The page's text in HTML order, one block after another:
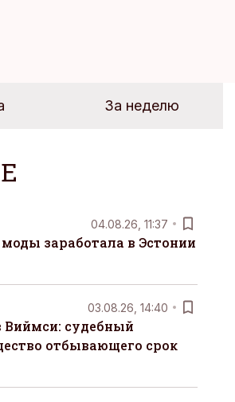
За неделю
04.08.26, 11:37
заработала в Эстонии
03.08.26, 14:40
Виймси: судебный
отбывающего срок